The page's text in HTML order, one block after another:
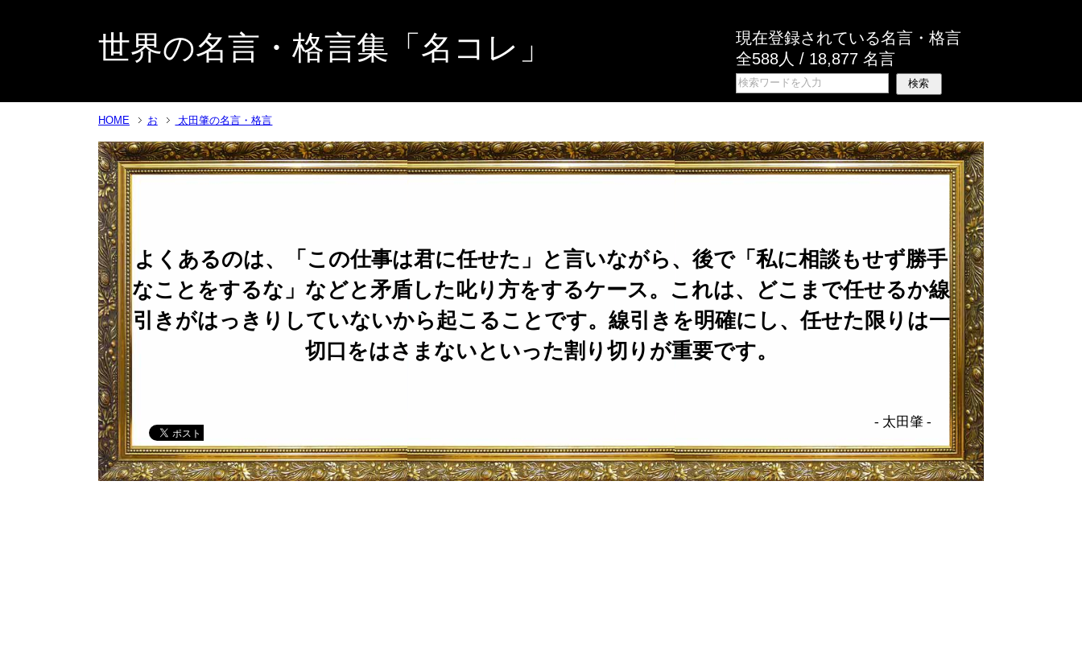
世界の名言・格言集「名コレ」
現在登録されている名言・格言
全588人 / 18,877 名言
HOME お 太田肇の名言・格言
よくあるのは、「この仕事は君に任せた」と言いながら、後で「私に相談もせず勝手
なことをするな」などと矛盾した叱り方をするケース。これは、どこまで任せるか線
引きがはっきりしていないから起こることです。線引きを明確にし、任せた限りは一
切口をはさまないといった割り切りが重要です。
- 太田肇 -